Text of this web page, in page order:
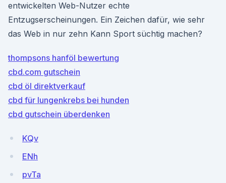
entwickelten Web-Nutzer echte
Entzugserscheinungen. Ein Zeichen dafür, wie sehr
das Web in nur zehn Kann Sport süchtig machen?
thompsons hanföl bewertung
cbd.com gutschein
cbd öl direktverkauf
cbd für lungenkrebs bei hunden
cbd gutschein überdenken
KQv
ENh
pvTa